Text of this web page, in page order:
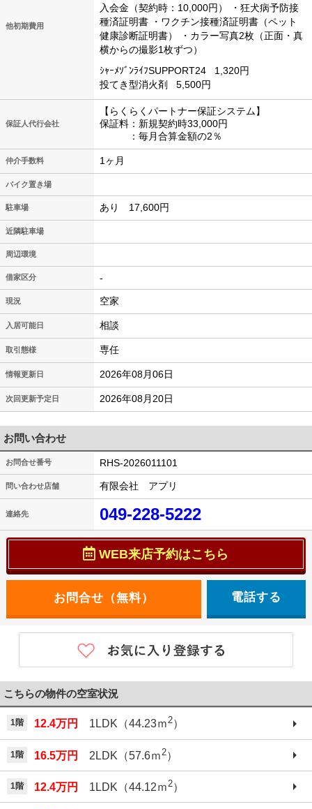
他初期費用
入会金（契約時：10,000円）
・狂犬病予防接
種済証明書 ・ワクチン接種済証明書（ペット
健康診断証明書）
・カラー写真2枚（正面・真
横からの撮影1枚ずつ）
ｼｬｰﾒｿﾞﾝﾗｲﾌSUPPORT24
1,320円
投てき型消火剤
5,500円
保証人代行会社
【らくらくパートナー保証システム】
保証料：新規契約時33,000円
：毎月合算金額の2％
仲介手数料 1ヶ月
バイク置き場
駐車場 あり 17,600円
近隣駐車場
周辺環境
借家区分 -
現況 空家
入居可能日 相談
取引態様 専任
情報更新日 2026年08月06日
次回更新予定日 2026年08月20日
お問い合わせ
お問合せ番号 RHS-2026011101
問い合わせ店舗 有限会社 アプリ
連絡先 049-228-5222
WEB来店予約はこちら
電話する
こちらの物件の空室状況
1階 12.4万円 1LDK（44.23ｍ2）
1階 16.5万円 2LDK（57.6ｍ 2）
1階 12.4万円 1LDK（44.12ｍ2）